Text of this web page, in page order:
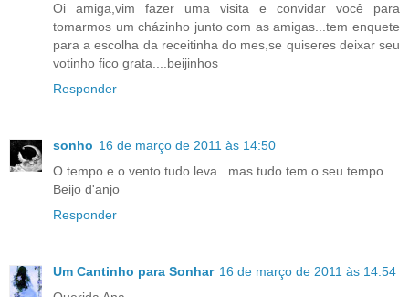
Oi amiga,vim fazer uma visita e convidar você para
tomarmos um cházinho junto com as amigas...tem enquete
para a escolha da receitinha do mes,se quiseres deixar seu
votinho fico grata....beijinhos
Responder
sonho 16 de março de 2011 às 14:50
O tempo e o vento tudo leva...mas tudo tem o seu tempo...
Beijo d'anjo
Responder
Um Cantinho para Sonhar 16 de março de 2011 às 14:54